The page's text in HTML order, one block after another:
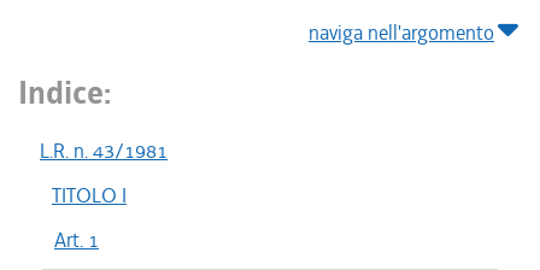
naviga nell'argomento
Indice:
L.R. n. 43/1981
TITOLO I
Art. 1